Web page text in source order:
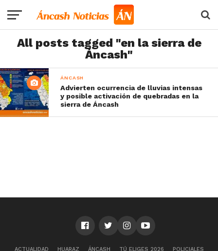
All posts tagged "en la sierra de
Áncash"
ÁNCASH
Advierten ocurrencia de lluvias intensas
y posible activación de quebradas en la
sierra de Áncash
ACTUALIDAD HUARAZ ÁNCASH TÚ ELIGES 2026
POLICIALES